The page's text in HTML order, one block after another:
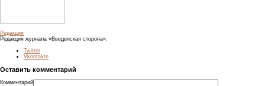
Редакция
Редакция журнала «Введенская сторона».
Twitter
Vkontakte
Оставить комментарий
Комментарий